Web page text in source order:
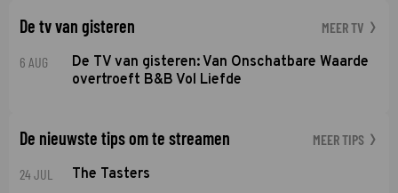
De tv van gisteren MEER TV
6 AUG
De TV van gisteren: Van Onschatbare Waarde
overtroeft B&B Vol Liefde
De nieuwste tips om te streamen MEER TIPS
24 JUL The Tasters